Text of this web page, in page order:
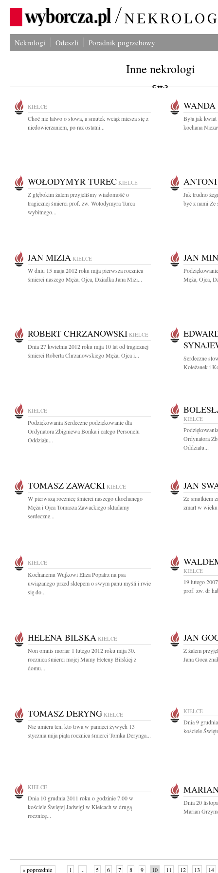
Nekrologi Odeszli Poradnik pogrzebowy
Inne nekrologi
KIELCE
Choć nie łatwo o słowa, a smutek wciąż miesza się z
niedowierzaniem, po raz ostatni...
WANDA
Była jak
kochana
WOŁODYMYR TUREC KIELCE
Z głębokim żalem przyjęliśmy wiadomość o
tragicznej śmierci prof. zw. Wołodymyra Turca
wybitnego...
Jak trudno
być z nami Ze
JAN MIZIA KIELCE
W dniu 15 maja 2012 roku mija pierwsza rocznica
śmierci naszego Męża, Ojca, Dziadka Jana Mizi...
JAN
Męża, Ojca,
ROBERT CHRZANOWSKI KIELCE
Dnia 27 kwietnia 2012 roku mija 10 lat od tragicznej
śmierci Roberta Chrzanowskiego Męża, Ojca i...
Serdeczne
Koleżanek i
KIELCE
Podziękowania Serdeczne podziękowanie dla
Ordynatora Zbigniewa Bonka i całego Personelu
Oddziału...
KIELCE
Ordynatora
Oddziału...
TOMASZ ZAWACKI KIELCE
W pierwszą rocznicę śmierci naszego ukochanego
Męża i Ojca Tomasza Zawackiego składamy
serdeczne...
JAN
Ze smutkiem
zmarł w
KIELCE
Kochanemu Wujkowi Eliza Popatrz na psa
uwiązanego przed sklepem o swym panu myśli i rwie
się do...
KIELCE
19 lutego
prof. zw. dr
HELENA BILSKA KIELCE
Non omnis moriar 1 lutego 2012 roku mija 30.
rocznica śmierci mojej Mamy Heleny Bilskiej z
domu...
JAN
Z żalem
Jana Goca
TOMASZ DERYNG KIELCE
Nie umiera ten, kto trwa w pamięci żywych 13
stycznia mija piąta rocznica śmierci Tomka Derynga...
KIELCE
Dnia 9
kościele
KIELCE
Dnia 10 grudnia 2011 roku o godzinie 7.00 w
kościele Świętej Jadwigi w Kielcach w drugą
rocznicę...
Dnia 20
Marian
« poprzednie 1 ... 5 6 7 8 9 10 11 12 13 14